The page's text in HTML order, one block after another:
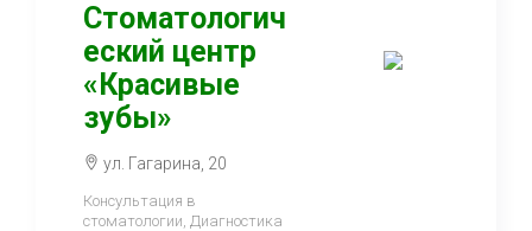
Стоматологич
еский центр
«Красивые
зубы»
ул. Гагарина, 20
Консультация в
стоматологии, Диагностика